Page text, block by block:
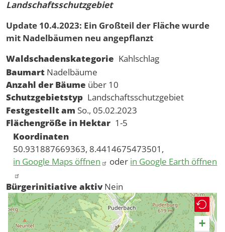
Landschaftsschutzgebiet
Update 10.4.2023: Ein Großteil der Fläche wurde
mit Nadelbäumen neu angepflanzt
Waldschadenskategorie Kahlschlag
Baumart Nadelbäume
Anzahl der Bäume über 10
Schutzgebietstyp Landschaftsschutzgebiet
Festgestellt am So., 05.02.2023
Flächengröße in Hektar 1-5
Koordinaten
50.931887669363, 8.4414675473501,
in Google Maps öffnen
oder in Google Earth öffnen
Bürgerinitiative aktiv Nein
+